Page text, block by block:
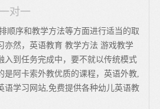
对一
顺序和教学方法等方面进行适当的取
亦然，英语教育 教学方法 游戏教学
入到任务完成中，要不就以传统模式
是阿卡索外教优质的课程，英语外教,
语学习网站,免费提供各种幼儿英语教